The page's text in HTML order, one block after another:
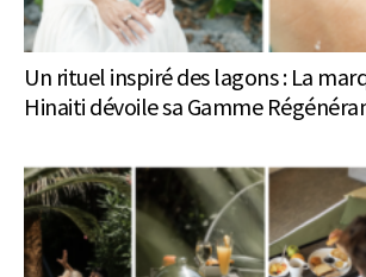
Un rituel inspiré des lagons : La
Hinaiti dévoile sa Gamme